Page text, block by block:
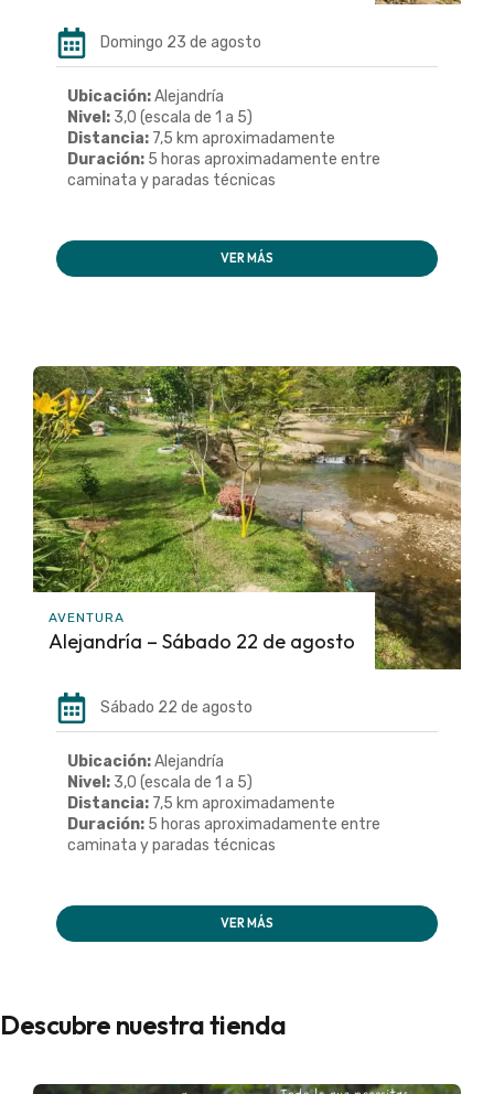
Domingo 23 de agosto
Ubicación:Alejandría
Nivel: 3,0 (escala de 1 a 5)
Distancia: 7,5 km aproximadamente
Duración: 5 horas aproximadamente entre
caminata y paradas técnicas
VER MÁS
AVENTURA
Alejandría – Sábado 22 de agosto
Sábado 22 de agosto
Ubicación:Alejandría
Nivel: 3,0 (escala de 1 a 5)
Distancia: 7,5 km aproximadamente
Duración: 5 horas aproximadamente entre
caminata y paradas técnicas
VER MÁS
Descubre nuestra tienda